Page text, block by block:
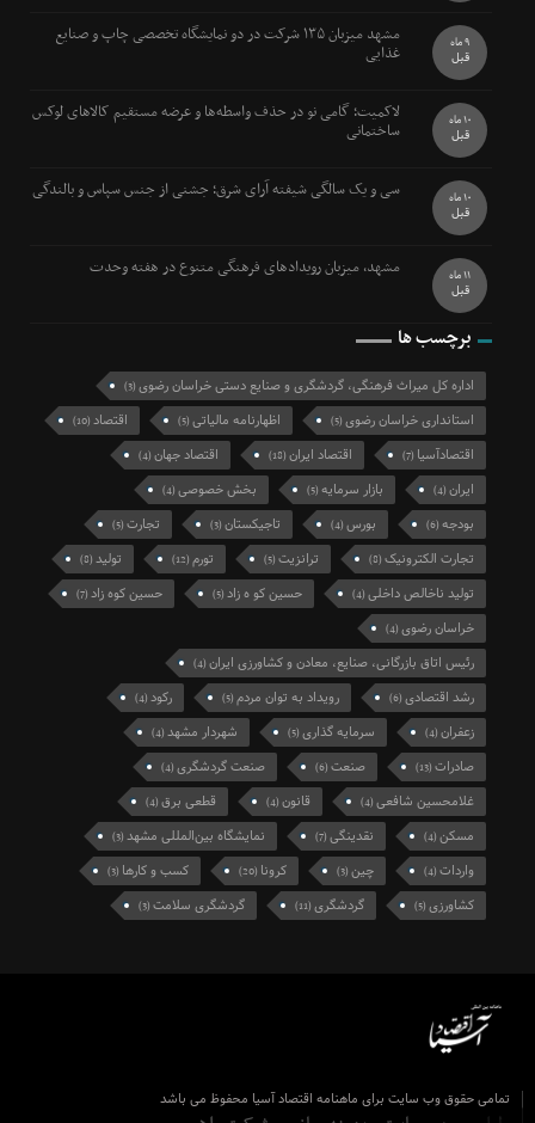
مشهد میزبان ۱۳۵ شرکت در دو نمایشگاه تخصصی چاپ و صنایع
غذایی 9 ماه
قبل
لاکمیت؛ گامی نو در حذف واسطه‌ها و عرضه مستقیم کالاهای لوکس
ساختمانی 10 ماه
قبل
سی و یک سالگی شیفته آرای شرق؛ جشنی از جنس سپاس و بالندگی 10 ماه
قبل
مشهد، میزبان رویدادهای فرهنگی متنوع در هفته وحدت 11 ماه
قبل
برچسب ها
اداره کل میراث فرهنگی، گردشگری و صنایع دستی خراسان رضوی(3)
استانداری خراسان رضوی(5) اظهارنامه مالیاتی(5) اقتصاد(10)
اقتصادآسیا (7) اقتصاد ایران(18) اقتصاد جهان(4)
ایران(4) بازار سرمایه(5) بخش خصوصی(4)
بودجه(6) بورس(4) تاجیکستان(3) تجارت(5)
تجارت الکترونیک(8) ترانزیت(5) تورم(12) تولید(8)
تولید ناخالص داخلی(4) حسین کو ه زاد(5) حسین کوه زاد(7)
خراسان رضوی(4)
رئیس اتاق بازرگانی، صنایع، معادن و کشاورزی ایران(4)
رشد اقتصادی(6) رویداد به توان مردم(5) رکود(4)
زعفران(4) سرمایه گذاری(5) شهردار مشهد(4)
صادرات(13) صنعت(6) صنعت گردشگری(4)
غلامحسین شافعی(4) قانون(4) قطعی برق(4)
مسکن(4) نقدینگی(7) نمایشگاه بین‌المللی مشهد(3)
واردات(4) چین(3) کرونا (20) کسب و کارها (3)
کشاورزی(5) گردشگری(11) گردشگری سلامت(3)
تمامی حقوق وب سایت برای ماهنامه اقتصاد آسیا محفوظ می باشد